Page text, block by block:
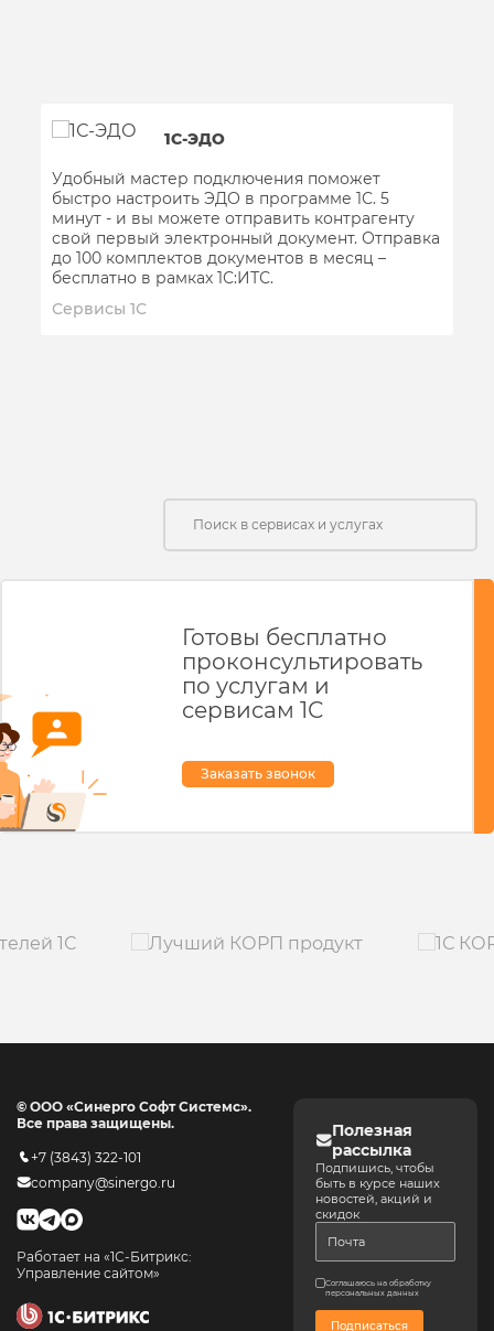
1С-ЭДО
Удобный мастер подключения поможет
быстро настроить ЭДО в программе 1С. 5
минут - и вы можете отправить контрагенту
свой первый электронный документ. Отправка
до 100 комплектов документов в месяц –
бесплатно в рамках 1С:ИТС.
Сервисы 1С
Готовы бесплатно
проконсультировать
по услугам и
сервисам 1С
Заказать звонок
© ООО «Синерго Софт Системс».
Все права защищены.
+7 (3843) 322-101
company@sinergo.ru
Работает на «1С-Битрикс:
Управление сайтом»
Полезная
рассылка
Подпишись, чтобы
быть в курсе наших
новостей, акций и
скидок
Соглашаюсь на обработку
персональных данных
Подписаться